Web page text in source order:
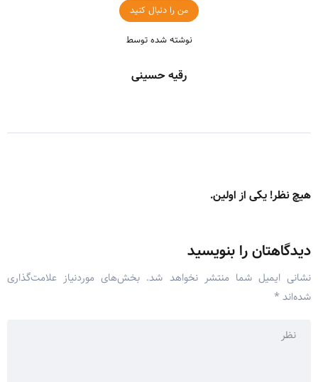
من را دنبال کنید
نوشته شده توسط
رقیه حسینی
هیچ نظر! یکی از اولین.
دیدگاهتان را بنویسید
نشانی ایمیل شما منتشر نخواهد شد. بخش‌های موردنیاز علامت‌گذاری
شده‌اند *